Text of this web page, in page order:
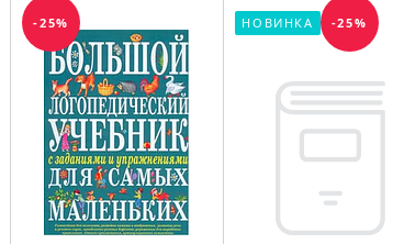
-25% НОВИНКА -25%